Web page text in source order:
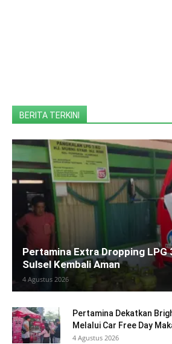
BERITA TERKINI
Pertamina Extra Dropping LPG
Sulsel Kembali Aman
4 Agustus 2026
Pertamina Dekatkan
Melalui Car Free Day
4 Agustus 2026